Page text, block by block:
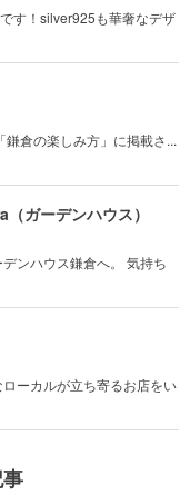
す！silver925も華奢なデザ
倉の楽しみ方」に掲載さ...
ガーデンハウス）
ンハウス鎌倉へ。 気持ち
ーカルが立ち寄るお店をい